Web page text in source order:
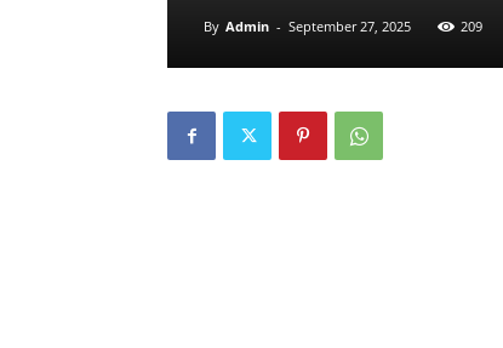
By Admin - September 27, 2025 209